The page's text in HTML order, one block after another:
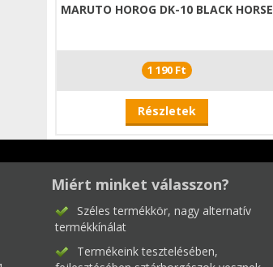
MARUTO HOROG DK-10 BLACK HORSE
1 190 Ft
Részletek
Miért minket válasszon?
Széles termékkör, nagy alternatív
termékkínálat
Termékeink tesztelésében,